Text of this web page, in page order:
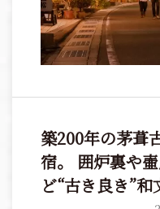
築200年の茅葺
宿。 囲炉裏や
ど“古き良き”和